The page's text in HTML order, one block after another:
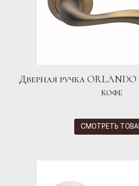
Дверная ручка
кофе
СМОТРЕТЬ